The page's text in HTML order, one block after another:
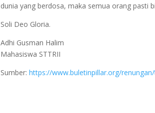
dunia yang berdosa, maka semua orang pasti
Soli Deo Gloria.
Adhi Gusman Halim
Mahasiswa STTRII
Sumber:https://www.buletinpillar.org/